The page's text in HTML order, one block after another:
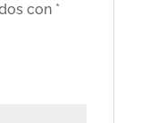
con *